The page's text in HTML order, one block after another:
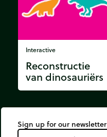
Interactive
Reconstructie
van dinosauriërs
Sign up for our newsletter